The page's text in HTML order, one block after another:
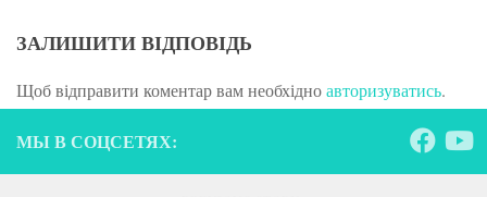
ЗАЛИШИТИ ВІДПОВІДЬ
Щоб відправити коментар вам необхідноавторизуватись.
МЫ В СОЦСЕТЯХ: